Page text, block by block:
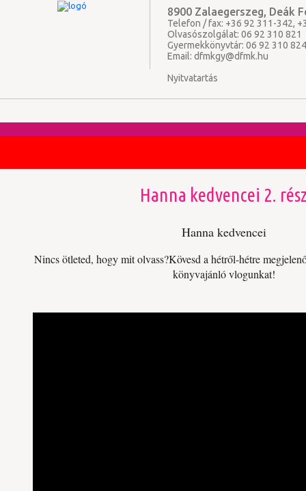
8900 Zalaegerszeg, Deák
Telefon / fax: +36 92 311-342,
Olvasószolgálat: 06 92 310 821
Gyermekkönyvtár: 06 92 310
Email:dfmkgy@dfmk.hu
Nyitvatartás
Hanna kedvencei 2.
Hanna kedvencei
Nincs ötleted, hogy mit olvass?Kövesd a hétről-hétre
könyvajánló vlogunkat!